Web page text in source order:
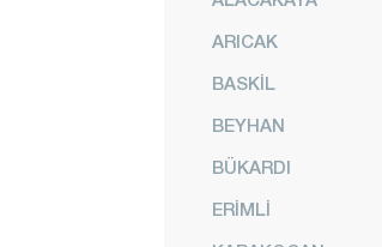
ARICAK
BASKİL
BEYHAN
BÜKARDI
ERİMLİ